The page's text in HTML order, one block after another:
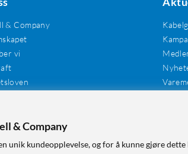
& Company
vi
& Company
unik kundeopplevelse, og for å kunne gjøre